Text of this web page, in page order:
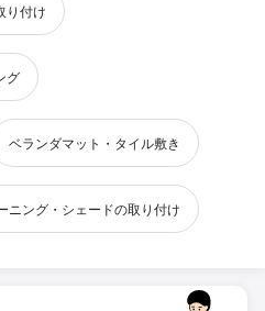
り付け
グ
ベランダマット・タイル敷き
ニング・シェードの取り付け